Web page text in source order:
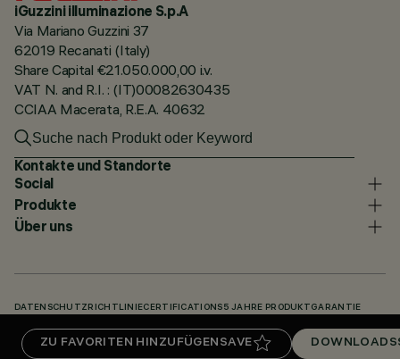
ZU FAVORITEN HINZUFÜGEN SAVE DOWNLOADS
iGuzzini illuminazione S.p.A
Via Mariano Guzzini 37
62019 Recanati (Italy)
Share Capital €21.050.000,00 i.v.
VAT N. and R.I. : (IT)00082630435
CCIAA Macerata, R.E.A. 40632
Kontakte und Standorte
Social
Produkte
Über uns
DATENSCHUTZRICHTLINIECERTIFICATIONS 5 JAHRE PRODUKTGARANTIE
UNSERE CODES KNOWLEDGE BASE (LOGIN REQUIRED) DOWNLOADS